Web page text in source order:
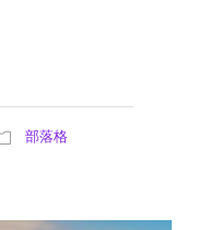
部落格